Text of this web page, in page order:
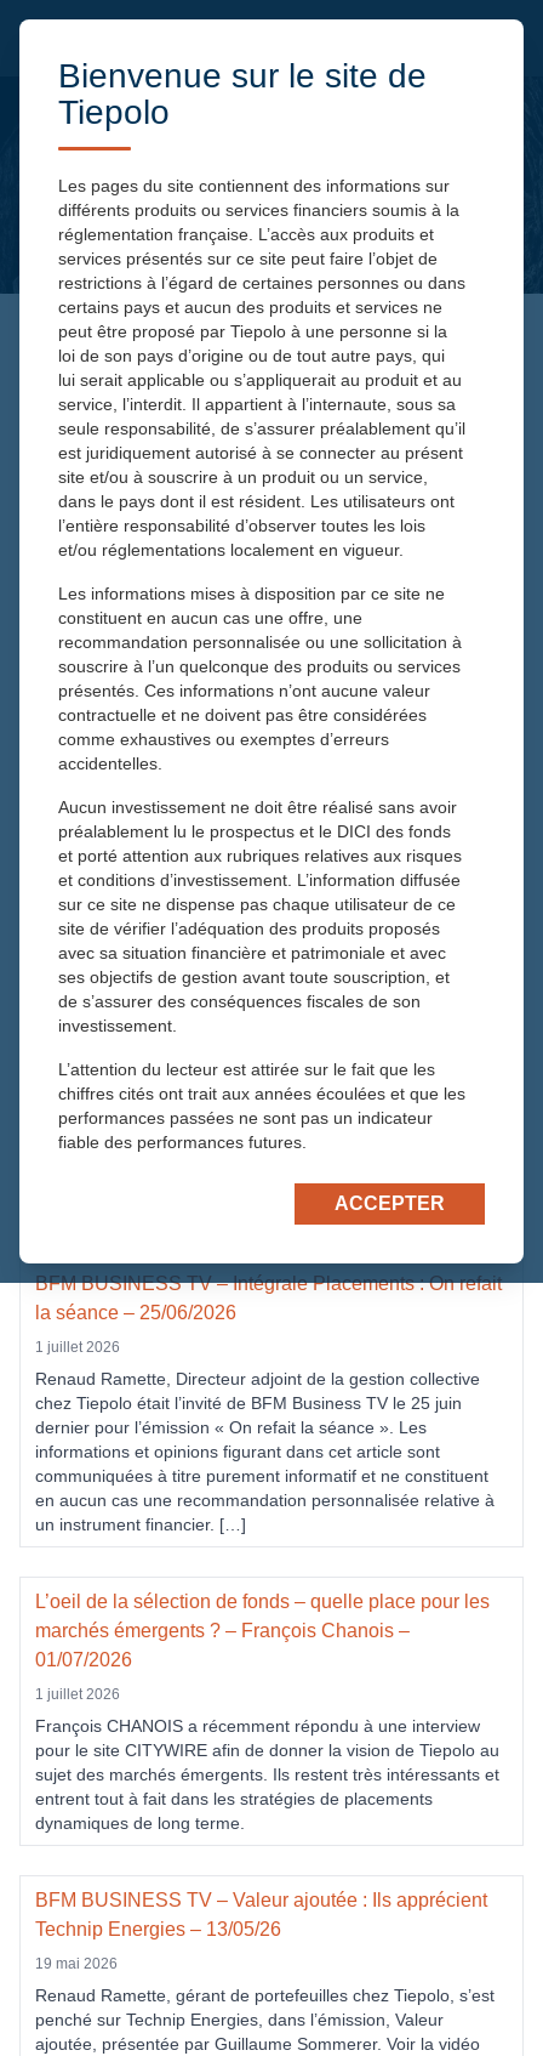
ON PASSE À L’ACTION ! –
BAISSE DE TAUX ? NON,
RÉCESSION ! – FRANÇOIS
CHANOIS – 20/06/2024
Toutes les actualités
20 juin 2024
François Chanois
Actualités
passe à l’action » sur les ondes de radio Grand Lac qui
couvre la région d’Annecy et Chambéry. Il a pu traiter des
différents sujets d’actualité sur les marchés financiers.
Lecteur
audio
00:00
BFM BUSINESS TV – Intégrale Placements : TONIES
https://tiepolo.fr/wp-content/uploads/2026/05/XM.png
BFM BUSINESS TV – Intégrale Placements : On refait
la séance – 25/06/2026
1 juillet 2026
Renaud Ramette, Directeur adjoint de la gestion collective
chez Tiepolo était l’invité de BFM Business TV le 25 juin
dernier pour l’émission « On refait la séance ». Les
informations et opinions figurant dans cet article sont
communiquées à titre purement informatif et ne constituent
en aucun cas une recommandation personnalisée relative à
un instrument financier. […]
L’oeil de la sélection de fonds – quelle place pour les
marchés émergents ? – François Chanois –
01/07/2026
1 juillet 2026
François CHANOIS a récemment répondu à une interview
pour le site CITYWIRE afin de donner la vision de Tiepolo au
sujet des marchés émergents. Ils restent très intéressants et
entrent tout à fait dans les stratégies de placements
dynamiques de long terme.
BFM BUSINESS TV – Valeur ajoutée : Ils apprécient
Technip Energies – 13/05/26
19 mai 2026
Renaud Ramette, gérant de portefeuilles chez Tiepolo, s’est
penché sur Technip Energies, dans l’émission, Valeur
ajoutée, présentée par Guillaume Sommerer. Voir la vidéo
Bienvenue sur le site de
Tiepolo
Les pages du site contiennent des informations sur
différents produits ou services financiers soumis à la
réglementation française. L’accès aux produits et
services présentés sur ce site peut faire l’objet de
restrictions à l’égard de certaines personnes ou dans
certains pays et aucun des produits et services ne
peut être proposé par Tiepolo à une personne si la
loi de son pays d’origine ou de tout autre pays, qui
lui serait applicable ou s’appliquerait au produit et au
service, l’interdit. Il appartient à l’internaute, sous sa
seule responsabilité, de s’assurer préalablement qu’il
est juridiquement autorisé à se connecter au présent
site et/ou à souscrire à un produit ou un service,
dans le pays dont il est résident. Les utilisateurs ont
l’entière responsabilité d’observer toutes les lois
et/ou réglementations localement en vigueur.
Les informations mises à disposition par ce site ne
constituent en aucun cas une offre, une
recommandation personnalisée ou une sollicitation à
souscrire à l’un quelconque des produits ou services
présentés. Ces informations n’ont aucune valeur
contractuelle et ne doivent pas être considérées
comme exhaustives ou exemptes d’erreurs
accidentelles.
Aucun investissement ne doit être réalisé sans avoir
préalablement lu le prospectus et le DICI des fonds
et porté attention aux rubriques relatives aux risques
et conditions d’investissement. L’information diffusée
sur ce site ne dispense pas chaque utilisateur de ce
site de vérifier l’adéquation des produits proposés
avec sa situation financière et patrimoniale et avec
ses objectifs de gestion avant toute souscription, et
de s’assurer des conséquences fiscales de son
investissement.
L’attention du lecteur est attirée sur le fait que les
chiffres cités ont trait aux années écoulées et que les
performances passées ne sont pas un indicateur
fiable des performances futures.
ACCEPTER